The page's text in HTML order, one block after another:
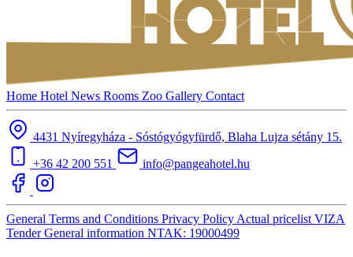
Home Hotel News Rooms Zoo Gallery Contact
4431 Nyíregyháza - Sóstógyógyfürdő, Blaha Lujza sétány 15.
+36 42 200 551
info@pangeahotel.hu
General Terms and Conditions Privacy Policy Actual pricelist VIZA
TenderGeneral information NTAK: 19000499